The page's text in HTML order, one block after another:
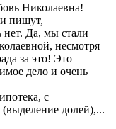
Николаевна!
пишут,
нет. Да, мы стали
несмотря
за это! Это
дело и очень
с
(выделение долей),...